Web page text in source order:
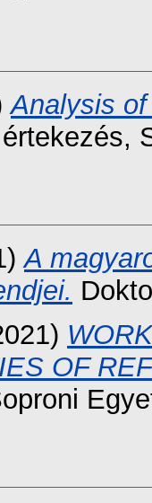
Analysis
,
A
OF